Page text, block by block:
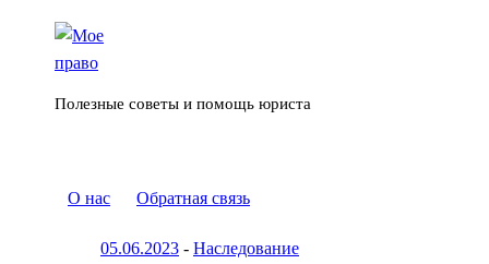
Полезные советы и помощь юриста
О нас Обратная связь
05.06.2023 - Наследование